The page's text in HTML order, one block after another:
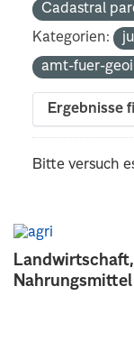
Nahrungsmittel
Cadastral
Kategorien:
amt-fuer-
Ergebnisse
Bitte versuch